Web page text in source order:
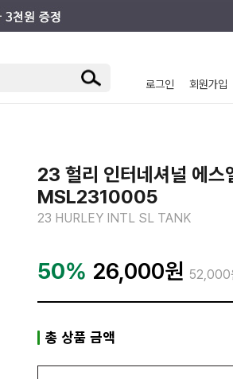
키즈/주니어 로그인 회원가입
23 헐리 인터네셔널 에스
MSL2310005
23 HURLEY INTL SL TANK
50% 26,000원 52,000
총 상품 금액